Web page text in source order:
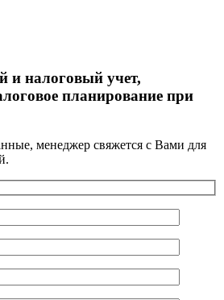
и налоговый учет,
планирование при
менеджер свяжется с Вами для